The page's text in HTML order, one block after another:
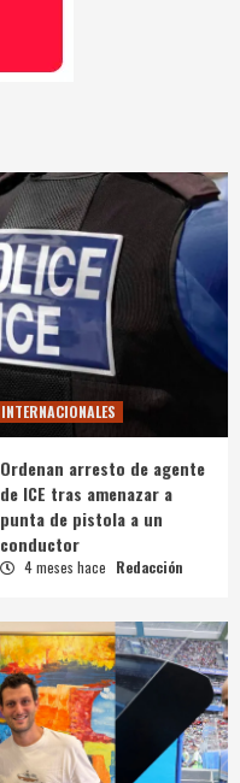
INTERNACIONALES
Ordenan arresto de agente
de ICE tras amenazar a
punta de pistola a un
conductor
4 meses hace Redacción